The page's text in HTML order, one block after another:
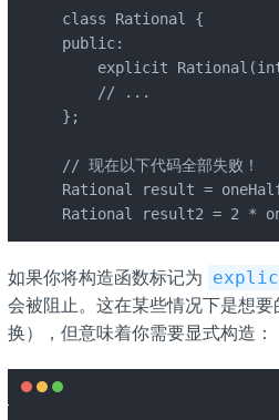
class Rational {
public:
explicit
    // ...
};
// 现在以下代码全部失败！
Rational result =
Rational result2 = 2 *
如果你将构造函数标记为
会被阻止。这在某些情况下是想
换），但意味着你需要显式构造：